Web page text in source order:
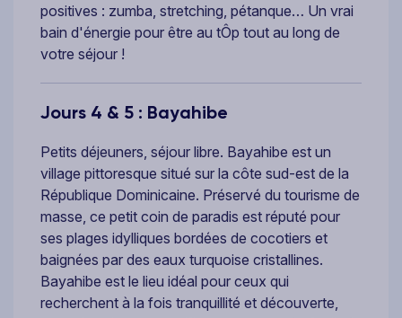
positives : zumba, stretching, pétanque… Un vrai
bain d'énergie pour être au tÔp tout au long de
votre séjour !
Jours 4 & 5 : Bayahibe
Petits déjeuners, séjour libre. Bayahibe est un
village pittoresque situé sur la côte sud-est de la
République Dominicaine. Préservé du tourisme de
masse, ce petit coin de paradis est réputé pour
ses plages idylliques bordées de cocotiers et
baignées par des eaux turquoise cristallines.
Bayahibe est le lieu idéal pour ceux qui
recherchent à la fois tranquillité et découverte,